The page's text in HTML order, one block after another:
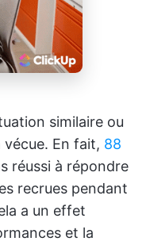
similaire ou
En fait, 88
réussi à répondre
recrues pendant
a un effet
et la